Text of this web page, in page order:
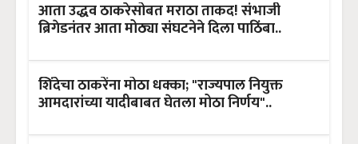
आता उद्धव ठाकरेसोबत मराठा ताकद! संभाजी
ब्रिगेडनंतर आता मोठ्या संघटनेने दिला पाठिंबा..
शिंदेचा ठाकरेंना मोठा धक्का; "राज्यपाल नियुक्त
आमदारांच्या यादीबाबत घेतला मोठा निर्णय"..